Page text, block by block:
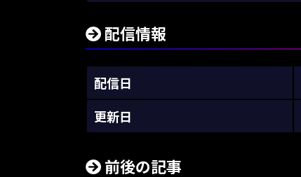
配信情報
配信日
更新日
前後の記事